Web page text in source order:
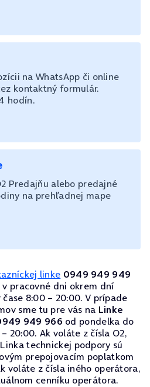
na WhatsApp či online
kontaktný formulár.
hodín.
Predajňu alebo predajné
na prehľadnej mape
linke 0949 949 949
pracovné dni okrem dní
8:00 – 20:00. V prípade
sme tu pre vás na Linke
949 966 od pondelka do
20:00. Ak voláte z čísla O2,
technickej podpory sú
prepojovacím poplatkom
voláte z čísla iného operátora,
cenníku operátora.